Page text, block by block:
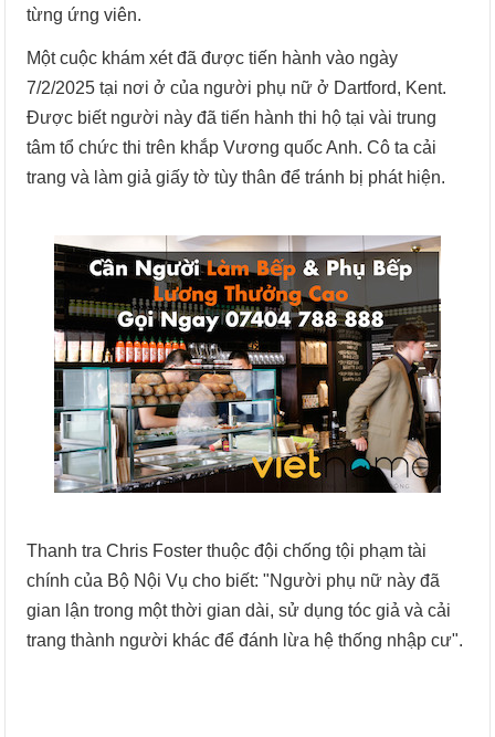
từng ứng viên.
Một cuộc khám xét đã được tiến hành vào ngày
7/2/2025 tại nơi ở của người phụ nữ ở Dartford, Kent.
Được biết người này đã tiến hành thi hộ tại vài trung
tâm tổ chức thi trên khắp Vương quốc Anh. Cô ta cải
trang và làm giả giấy tờ tùy thân để tránh bị phát hiện.
Thanh tra Chris Foster thuộc đội chống tội phạm tài
chính của Bộ Nội Vụ cho biết: "Người phụ nữ này đã
gian lận trong một thời gian dài, sử dụng tóc giả và cải
trang thành người khác để đánh lừa hệ thống nhập cư".